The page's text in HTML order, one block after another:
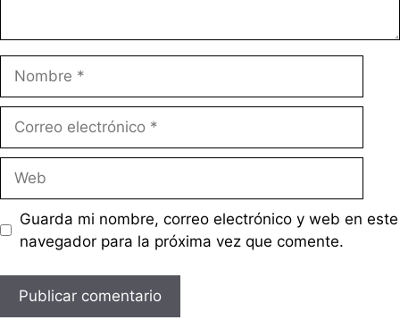
electrónico
Guarda mi nombre, correo electrónico y web en este
navegador para la próxima vez que comente.